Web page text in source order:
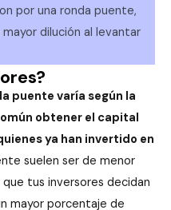
por una ronda puente,
dilución al levantar
puente varía según la
obtener el capital
ya han invertido en
suelen ser de menor
tus inversores decidan
mayor porcentaje de